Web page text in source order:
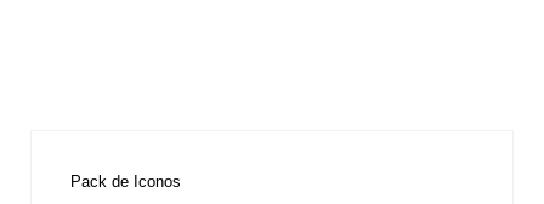
Pack de Iconos